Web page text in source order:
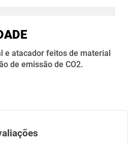
e atacador feitos de material
de emissão de CO2.